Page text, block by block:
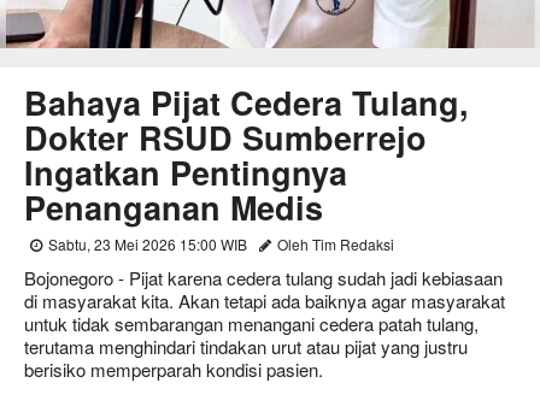
Bahaya Pijat Cedera Tulang,
Dokter RSUD Sumberrejo
Ingatkan Pentingnya
Penanganan Medis
Sabtu, 23 Mei 2026 15:00 WIB Oleh Tim Redaksi
Bojonegoro - Pijat karena cedera tulang sudah jadi kebiasaan
di masyarakat kita. Akan tetapi ada baiknya agar masyarakat
untuk tidak sembarangan menangani cedera patah tulang,
terutama menghindari tindakan urut atau pijat yang justru
berisiko memperparah kondisi pasien.